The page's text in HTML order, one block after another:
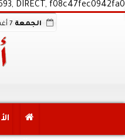
DIRECT, f08c47fec0942fa0
الجمعة